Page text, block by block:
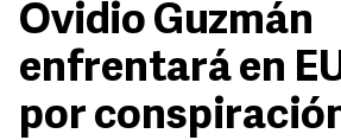
Ovidio Guzmán
enfrentará en
por